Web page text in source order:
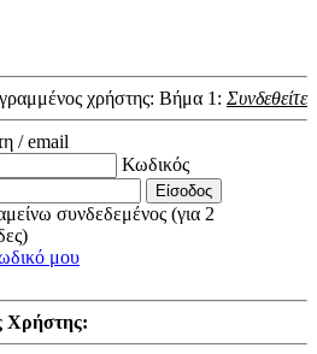
χρήστης: Βήμα 1: Συνδεθείτε
/ email
Κωδικός
συνδεδεμένος (για 2
μου
Χρήστης: